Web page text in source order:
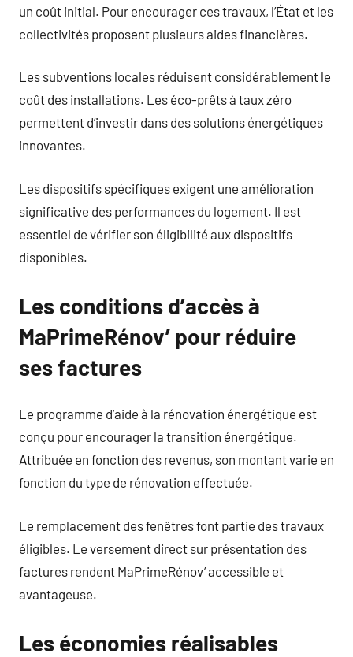
un coût initial. Pour encourager ces travaux, l’État et les
collectivités proposent plusieurs aides financières.
Les subventions locales réduisent considérablement le
coût des installations. Les éco-prêts à taux zéro
permettent d’investir dans des solutions énergétiques
innovantes.
Les dispositifs spécifiques exigent une amélioration
significative des performances du logement. Il est
essentiel de vérifier son éligibilité aux dispositifs
disponibles.
Les conditions d’accès à
MaPrimeRénov’ pour réduire
ses factures
Le programme d’aide à la rénovation énergétique est
conçu pour encourager la transition énergétique.
Attribuée en fonction des revenus, son montant varie en
fonction du type de rénovation effectuée.
Le remplacement des fenêtres font partie des travaux
éligibles. Le versement direct sur présentation des
factures rendent MaPrimeRénov’ accessible et
avantageuse.
Les économies réalisables